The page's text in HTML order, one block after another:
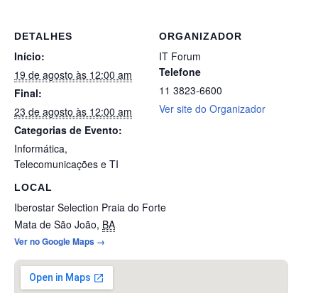
DETALHES
Início:
19 de agosto às 12:00 am
Final:
23 de agosto às 12:00 am
Categorias de Evento:
Informática,
Telecomunicações e TI
LOCAL
Iberostar Selection Praia do Forte
Mata de São João, BA
Ver no Google Maps →
ORGANIZADOR
IT Forum
Telefone
11 3823-6600
Ver site do Organizador